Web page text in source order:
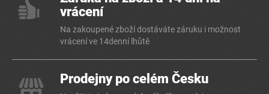
vrácení
Na zakoupené zboží dostáváte záruku i možnost
vrácení ve 14denní lhůtě
Prodejny po celém Česku